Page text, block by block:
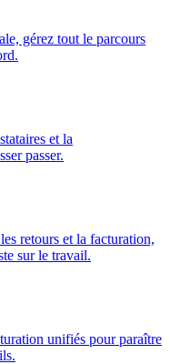
gérez tout le parcours
et la
passer.
retours et la facturation,
sur le travail.
unifiés pour paraître